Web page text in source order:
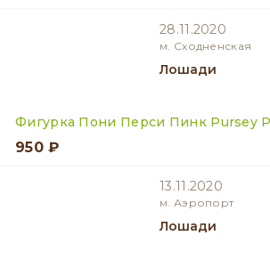
28.11.2020
м. Сходненская
Лошади
Фигурка Пони Перси Пинк Pursey
950 ₽
13.11.2020
м. Аэропорт
Лошади